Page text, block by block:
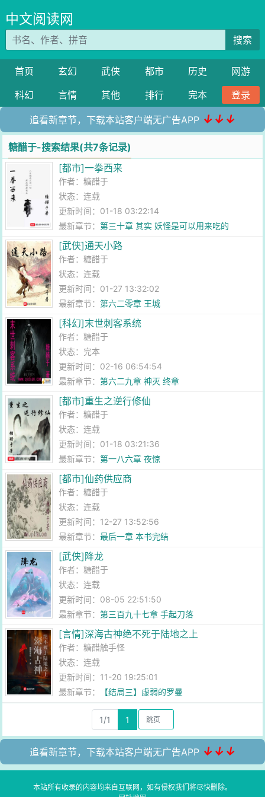
中文阅读网
搜索
首页 玄幻 武侠 都市 历史
网游
科幻
言情 其他 排行 完本 登录
追看新章节，下载本站客户端无广告APP ↓↓↓
糖醋于-搜索结果(共7条记录)
[都市]一拳西来
作者：糖醋于
状态：连载
更新时间：01-18 03:22:14
最新章节：第三十章 其实 妖怪是可以用来吃的
[武侠]通天小路
作者：糖醋于
状态：连载
更新时间：01-27 13:32:02
最新章节：第六二零章 王城
[科幻]末世刺客系统
作者：糖醋于
状态：完本
更新时间：02-16 06:54:54
最新章节：第六二九章 神灭 终章
[都市]重生之逆行修仙
作者：糖醋于
状态：连载
更新时间：01-18 03:21:36
最新章节：第一八六章 夜惊
[都市]仙药供应商
作者：糖醋于
状态：连载
更新时间：12-27 13:52:56
最新章节：最后一章 本书完结
[武侠]降龙
作者：糖醋于
状态：连载
更新时间：08-05 22:51:50
最新章节：第三百九十七章 手起刀落
[言情]深海古神绝不死于陆地之上
作者：糖醋触手怪
状态：连载
更新时间：11-20 19:25:01
最新章节：
【结局三】虚弱的罗曼
1/1 1
追看新章节，下载本站客户端无广告APP ↓↓↓
本站所有收录的内容均来自互联网，如有侵权我们将尽快删除。